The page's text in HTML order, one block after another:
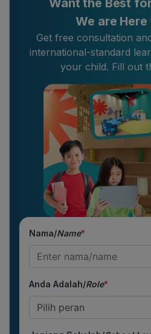
We are
Get free consultation
international-standard
your child. Fill out
Nama/Name*
Anda Adalah/Role*